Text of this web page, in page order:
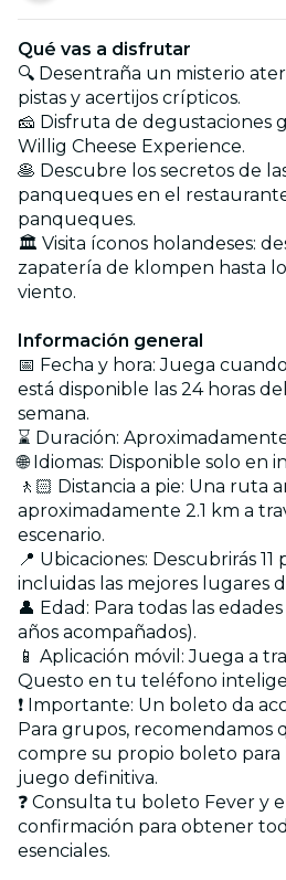
Qué vas a disfrutar
🔍 Desentraña un misterio
pistas y acertijos crípticos.
🧀 Disfruta de degustaciones
Willig Cheese Experience.
🥞 Descubre los secretos de
panqueques en el
panqueques.
🏛️ Visita íconos holandeses:
zapatería de klompen hasta
viento.
Información general
📅 Fecha y hora: Juega
está disponible las 24 horas
semana.
⌛ Duración:
🌐 Idiomas: Disponible solo en
🚶🏻 Distancia a pie: Una ruta
aproximadamente 2.1 km a
escenario.
📍 Ubicaciones: Descubrirás 11
incluidas las mejores lugares
👤 Edad: Para todas las
años acompañados).
📱 Aplicación móvil: Juega a
Questo en tu teléfono
❗ Importante: Un boleto da
Para grupos, recomendamos
compre su propio boleto para
juego definitiva.
❓ Consulta tu boleto Fever y
confirmación para obtener
esenciales.